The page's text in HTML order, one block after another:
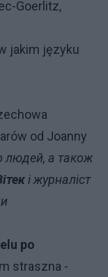
Goerlitz,
jakim języku
od Joanny
людей, а також
і журналіст
po
straszna -